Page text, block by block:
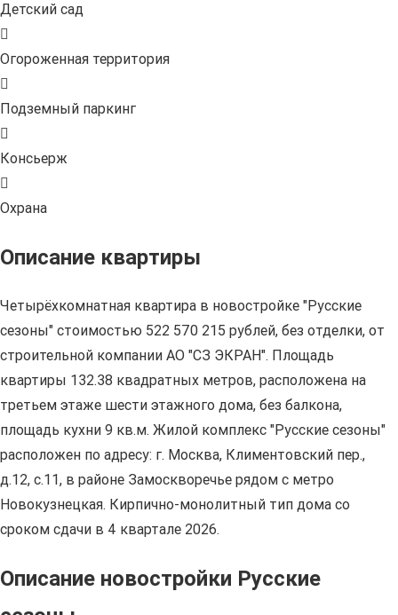
Детский сад
Огороженная территория
Подземный паркинг
Консьерж
Охрана
Описание квартиры
Четырёхкомнатная квартира в новостройке "Русские
сезоны" стоимостью 522 570 215 рублей, без отделки, от
строительной компании АО "СЗ ЭКРАН". Площадь
квартиры 132.38 квадратных метров, расположена на
третьем этаже шести этажного дома, без балкона,
площадь кухни 9 кв.м. Жилой комплекс "Русские сезоны"
расположен по адресу: г. Москва, Климентовский пер.,
д.12, с.11, в районе Замоскворечье рядом с метро
Новокузнецкая. Кирпично-монолитный тип дома со
сроком сдачи в 4 квартале 2026.
Описание новостройки Русские